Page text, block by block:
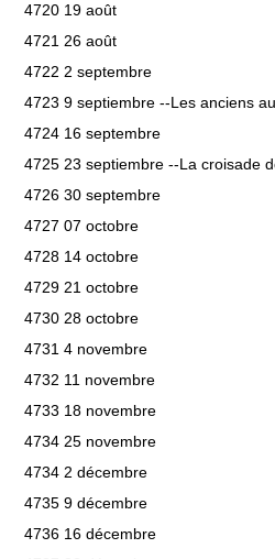
4720 19 août
4721 26 août
4722 2 septembre
4723 9 septiembre --Les anciens
4724 16 septembre
4725 23 septiembre --La croisade
4726 30 septembre
4727 07 octobre
4728 14 octobre
4729 21 octobre
4730 28 octobre
4731 4 novembre
4732 11 novembre
4733 18 novembre
4734 25 novembre
4734 2 décembre
4735 9 décembre
4736 16 décembre